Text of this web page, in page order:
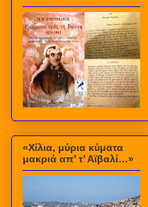
«Χίλια, μύρια κύματα
μακριά απ’ τ’ Αϊβαλί…»